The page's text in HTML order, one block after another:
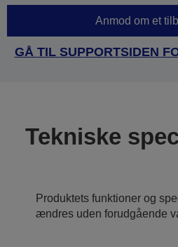
Anmod om et
GÅ TIL SUPPORTSIDEN
Tekniske
Produktets funktioner og
ændres uden forudgående